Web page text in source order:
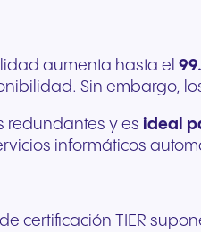
aumenta hasta el
Sin embargo,
redundantes y es ideal
informáticos
certificación TIER